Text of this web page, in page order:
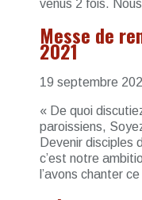
venus 2 fois.
Messe de
2021
19 septembre
« De quoi
paroissiens,
Devenir disciples
c’est notre
l’avons chanter